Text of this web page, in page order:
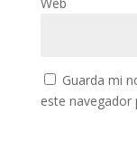
Guarda mi
este navegador